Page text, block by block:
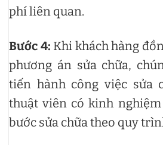
phí liên quan.
Bước 4: Khi khách hàng
phương án sửa chữa,
tiến hành công việc sửa
thuật viên có kinh
bước sửa chữa theo quy